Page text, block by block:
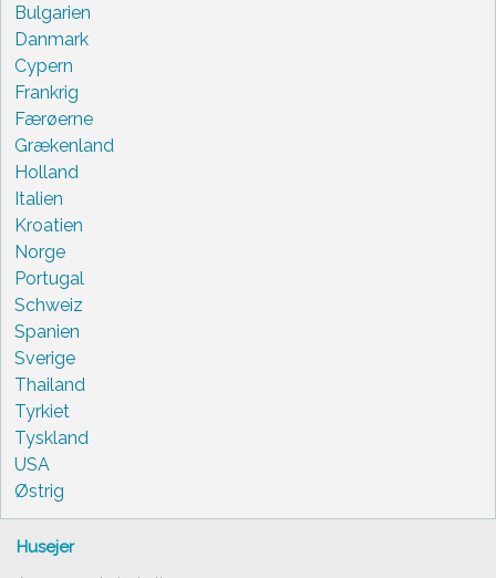
Bulgarien
Danmark
Cypern
Frankrig
Færøerne
Grækenland
Holland
Italien
Kroatien
Norge
Portugal
Schweiz
Spanien
Sverige
Thailand
Tyrkiet
Tyskland
USA
Østrig
Husejer